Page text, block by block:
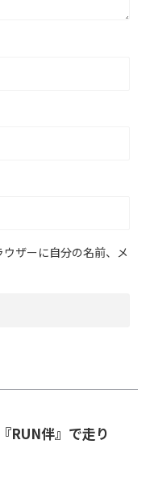
ザーに自分の名前、メ
RUN伴』で走り